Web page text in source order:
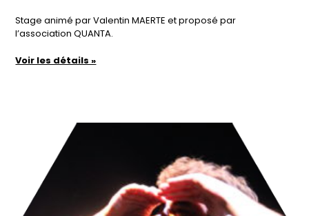
Stage animé par Valentin MAERTE et proposé par
l’association QUANTA.
Voir les détails »